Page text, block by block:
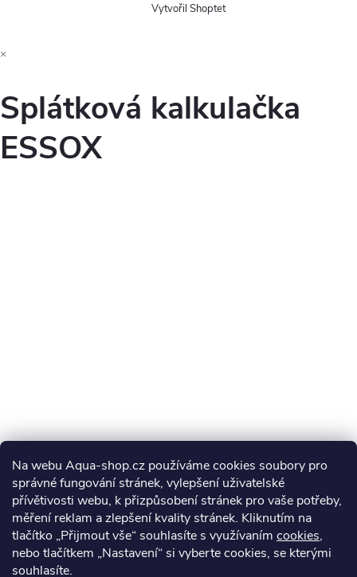
Na webu Aqua-shop.cz používáme cookies soubory pro
správné fungování stránek, vylepšení uživatelské
přívětivosti webu, k přizpůsobení stránek pro vaše potřeby,
měření reklam a zlepšení kvality stránek. Kliknutím na
tlačítko „Přijmout vše“ souhlasíte s využívaním cookies,
nebo tlačítkem „Nastavení“ si vyberte cookies, se kterými
souhlasíte.
Vytvořil Shoptet
×
Splátková kalkulačka
ESSOX